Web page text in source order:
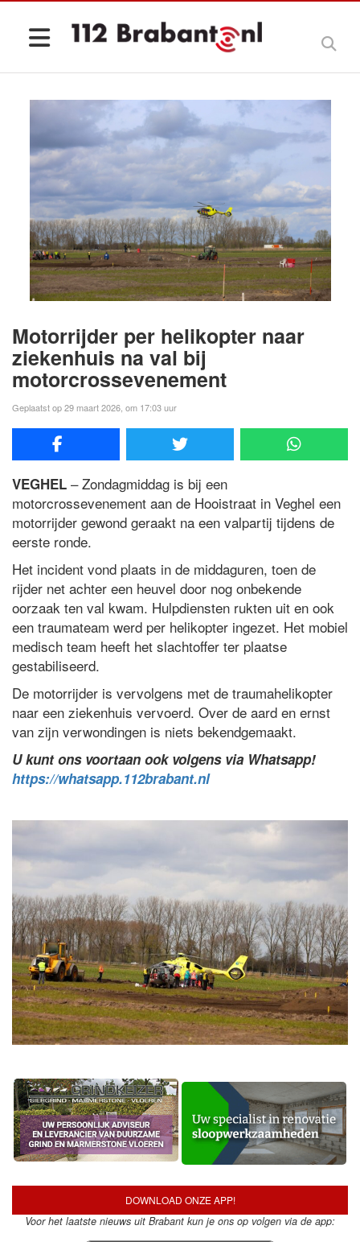
Motorrijder per helikopter naar
ziekenhuis na val bij
motorcrossevenement
Geplaatst op 29 maart 2026, om 17:03 uur
VEGHEL – Zondagmiddag is bij een
motorcrossevenement aan de Hooistraat in Veghel een
motorrijder gewond geraakt na een valpartij tijdens de
eerste ronde.
Het incident vond plaats in de middaguren, toen de
rijder net achter een heuvel door nog onbekende
oorzaak ten val kwam. Hulpdiensten rukten uit en ook
een traumateam werd per helikopter ingezet. Het mobiel
medisch team heeft het slachtoffer ter plaatse
gestabiliseerd.
De motorrijder is vervolgens met de traumahelikopter
naar een ziekenhuis vervoerd. Over de aard en ernst
van zijn verwondingen is niets bekendgemaakt.
U kunt ons voortaan ook volgens via Whatsapp!
https://whatsapp.112brabant.nl
DOWNLOAD ONZE APP!
Voor het laatste nieuws uit Brabant kun je ons op volgen via de app: